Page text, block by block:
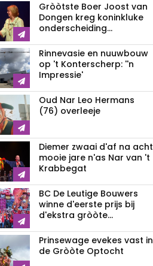
Gròòtste Boer Joost van
Dongen kreg koninkluke
onderscheiding...
Rinnevasie en nuuwbouw
op 't Konterscherp: ''n
Impressie'
Oud Nar Leo Hermans
(76) overleeje
Diemer zwaai d'af na acht
mooie jare n'as Nar van 't
Krabbegat
BC De Leutige Bouwers
winne d'eerste prijs bij
d'ekstra gròòte...
Prinsewage evekes vast in
de Gròòte Optocht